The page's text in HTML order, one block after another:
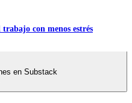
con menos estrés
en Substack